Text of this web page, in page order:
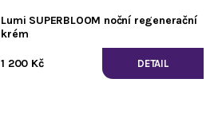
Lumi SUPERBLOOM noční regenerační
krém
1 200 Kč DETAIL